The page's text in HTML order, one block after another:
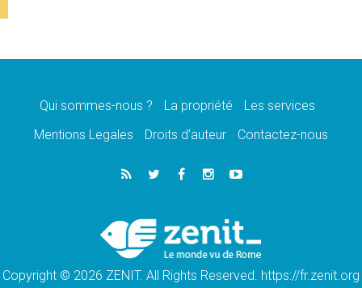
message de paix et de dignité humaine»
«La visite du Pape en Uruguay renforcera
05.08.2026
Le nonce en Ukraine: «Il est inquiétant
Léon XIV au Pérou, une lueur d'espoir pour
un peuple en quête de paix
Qui sommes-nous ? La propriété
Les services
Mentions Legales
Droits d’auteur Contactez-nous
Copyright © 2026 ZENIT. All Rights Reserved. https://fr.zenit.org